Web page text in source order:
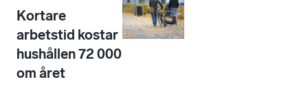
Kortare
arbetstid kostar
hushållen 72 000
om året